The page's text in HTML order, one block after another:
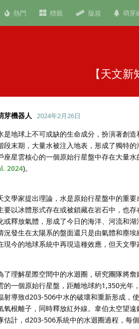
熱門 標籤 版規 萌芽
【天文
芽機器人 2024年2月26日
是地球上不可或缺的生命成分，扮演著創
段末期，大量水被注入地表，形成了獨特
座星雲核心的一個原始行星盤中存在大量
2024)。
文學家提出理論，水是原始行星盤中的重
要以冰體形式存在或被鎖藏在岩石中，也
或釋放氣體，形成了今日的海洋、河流和
況發生在太陽系的盤面還只是由氣體和塵
現今的地球系統中再現這種效應，但天文
了理解星際空間中的水迴圈，研究團隊將詹
的一個原始行星盤，距離地球約1,350光年
射導致d203-506中水的破壞和重新形成，
氧根離子，同時釋放紅外線。韋伯太空望
估計，d203-506系統中的水迴圈過程，每